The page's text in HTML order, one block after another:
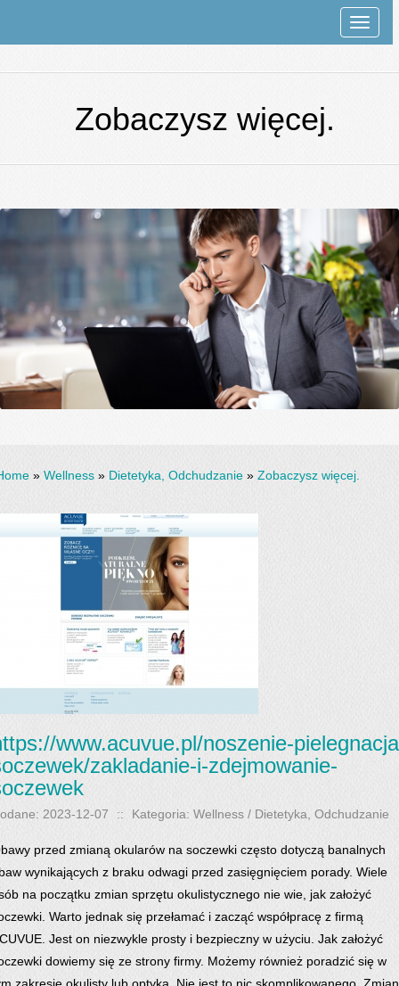
Rozwiń
Zobaczysz więcej.
» Wellness » Dietetyka, Odchudzanie » Zobaczysz więcej.
www.acuvue.pl/noszenie-
zakladanie-i-zdejmowanie-
2023-12-07 :: Kategoria: Wellness / Dietetyka, Odchudzanie
przed zmianą okularów na soczewki często dotyczą banalnych
wynikających z braku odwagi przed zasięgnięciem porady. Wiele
na początku zmian sprzętu okulistycznego nie wie, jak założyć
Warto jednak się przełamać i zacząć współpracę z firmą
Jest on niezwykle prosty i bezpieczny w użyciu. Jak założyć
dowiemy się ze strony firmy. Możemy również poradzić się w